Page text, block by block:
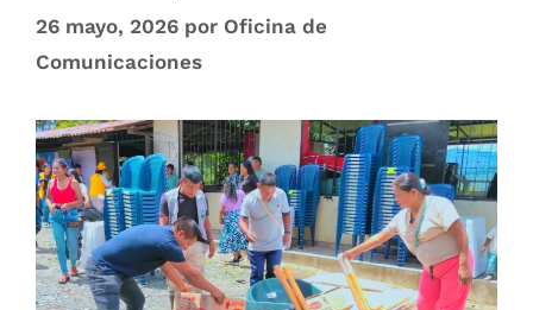
26 mayo, 2026 por Oficina de
Comunicaciones